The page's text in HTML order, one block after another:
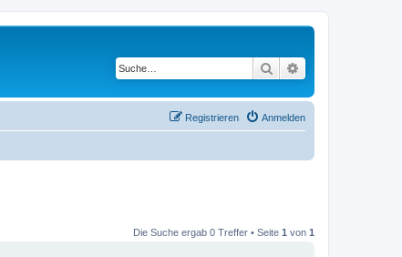
Suche
Anmelden
Registrieren
Die Suche ergab 0 Treffer • Seite 1 von 1